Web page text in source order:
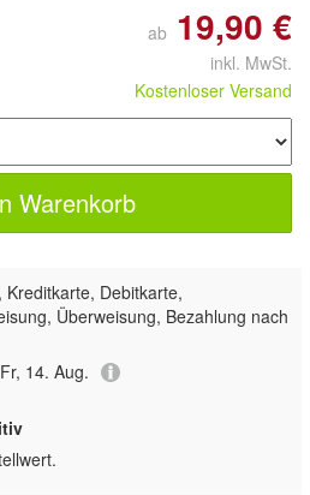
ab 19,90 €
inkl. MwSt.
Kostenloser Versand
Warenkorb
Kreditkarte, Debitkarte,
Überweisung, Bezahlung nach
14. Aug.